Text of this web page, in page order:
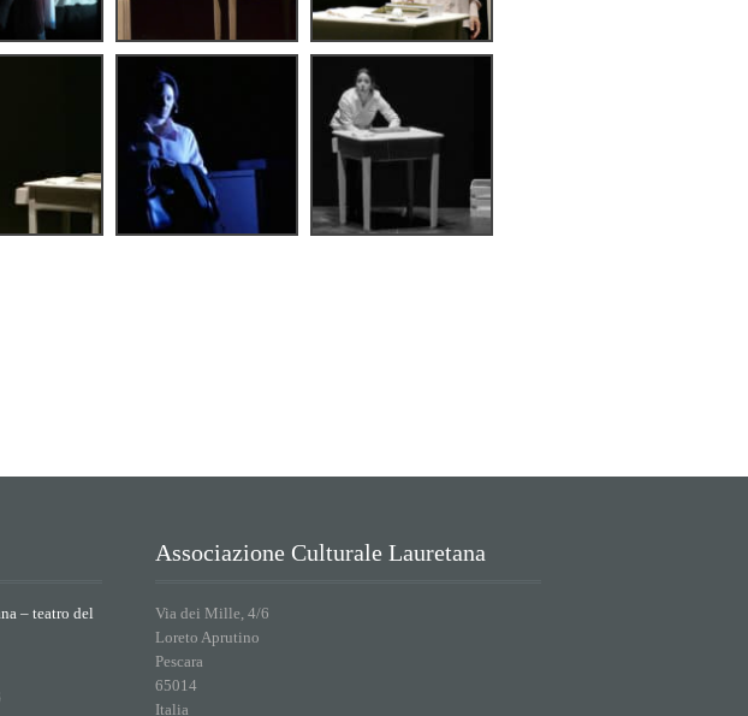
– teatro del
Associazione Culturale Lauretana
Via dei Mille, 4/6
Loreto Aprutino
Pescara
65014
Italia